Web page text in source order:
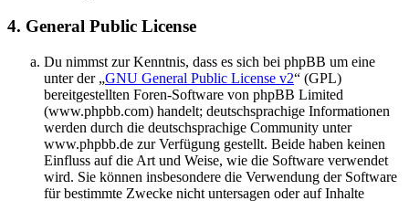
4. General Public License
Du nimmst zur Kenntnis, dass es sich bei phpBB um eine
unter der „GNU General Public License v2“ (GPL)
bereitgestellten Foren-Software von phpBB Limited
(www.phpbb.com) handelt; deutschsprachige Informationen
werden durch die deutschsprachige Community unter
www.phpbb.de zur Verfügung gestellt. Beide haben keinen
Einfluss auf die Art und Weise, wie die Software verwendet
wird. Sie können insbesondere die Verwendung der Software
für bestimmte Zwecke nicht untersagen oder auf Inhalte